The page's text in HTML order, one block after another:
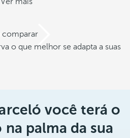
comparar
o que melhor se adapta a suas
você terá o
palma da sua